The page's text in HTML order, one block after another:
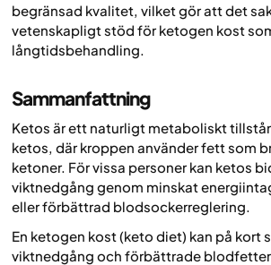
begränsad kvalitet, vilket gör att det
vetenskapligt stöd för ketogen kost
långtidsbehandling.
Sammanfattning
Ketos är ett naturligt metaboliskt
ketos, där kroppen använder fett som
ketoner. För vissa personer kan ketos
viktnedgång genom minskat
eller förbättrad blodsockerreglering.
En ketogen kost (keto diet) kan på kort
viktnedgång och förbättrade